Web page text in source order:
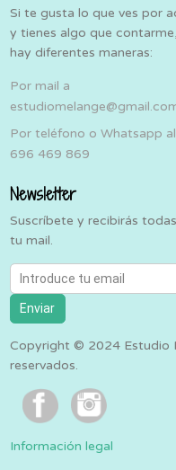
Si te gusta lo que ves por
y tienes algo que contarme,
hay diferentes maneras:
Por mail a
Por teléfono o Whatsapp al
696 469 869
Newsletter
Suscríbete y recibirás
tu mail.
Introduce tu email
Enviar
Copyright © 2024 Estudio
reservados.
Información legal